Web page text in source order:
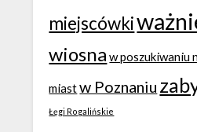
miejscówki
wiosna w poszukiwaniu
miastw Poznaniu
Łęgi Rogalińskie